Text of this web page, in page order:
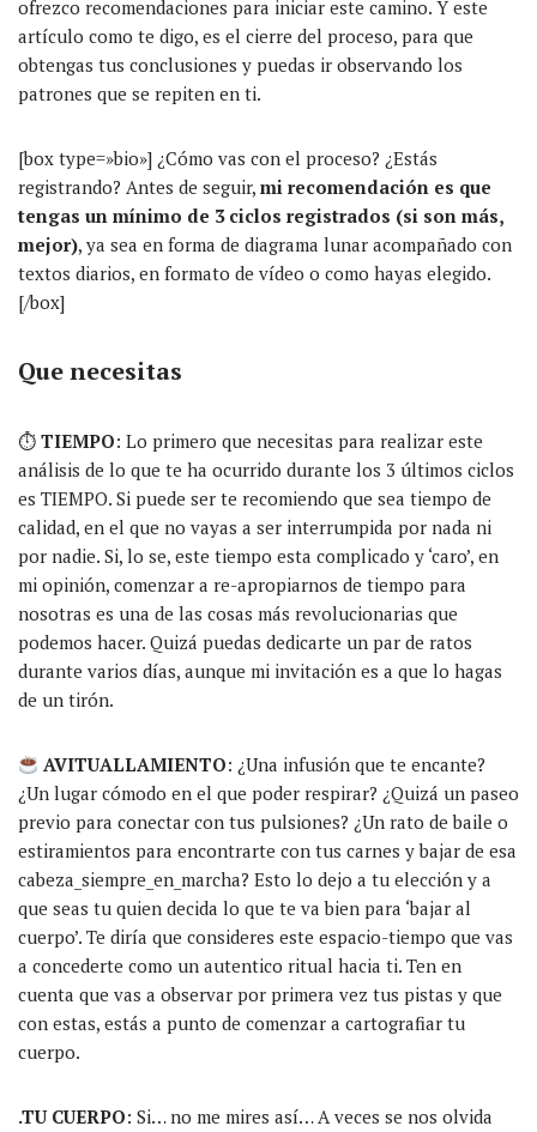
ofrezco recomendaciones para iniciar este camino. Y este
artículo como te digo, es el cierre del proceso, para que
obtengas tus conclusiones y puedas ir observando los
patrones que se repiten en ti.
[box type=»bio»] ¿Cómo vas con el proceso? ¿Estás
registrando? Antes de seguir, mi recomendación es que
tengas un mínimo de 3 ciclos registrados (si son más,
mejor), ya sea en forma de diagrama lunar acompañado con
textos diarios, en formato de vídeo o como hayas elegido.
[/box]
Que necesitas
⏱ TIEMPO: Lo primero que necesitas para realizar este
análisis de lo que te ha ocurrido durante los 3 últimos ciclos
es TIEMPO. Si puede ser te recomiendo que sea tiempo de
calidad, en el que no vayas a ser interrumpida por nada ni
por nadie. Si, lo se, este tiempo esta complicado y ‘caro’, en
mi opinión, comenzar a re-apropiarnos de tiempo para
nosotras es una de las cosas más revolucionarias que
podemos hacer. Quizá puedas dedicarte un par de ratos
durante varios días, aunque mi invitación es a que lo hagas
de un tirón.
AVITUALLAMIENTO: ¿Una infusión que te encante?
¿Un lugar cómodo en el que poder respirar? ¿Quizá un paseo
previo para conectar con tus pulsiones? ¿Un rato de baile o
estiramientos para encontrarte con tus carnes y bajar de esa
cabeza_siempre_en_marcha? Esto lo dejo a tu elección y a
que seas tu quien decida lo que te va bien para ‘bajar al
cuerpo’. Te diría que consideres este espacio-tiempo que vas
a concederte como un autentico ritual hacia ti. Ten en
cuenta que vas a observar por primera vez tus pistas y que
con estas, estás a punto de comenzar a cartografiar tu
cuerpo.
.TU CUERPO: Si… no me mires así… A veces se nos olvida